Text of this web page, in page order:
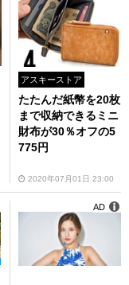
アスキーストア
たたんだ紙幣を20枚
まで収納できるミニ
財布が30％オフの5
775円
2020年07月01日 23:00
AD